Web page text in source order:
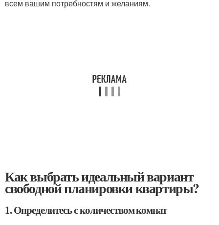
всем вашим потребностям и желаниям.
Как выбрать идеальный вариант
свободной планировки квартиры?
1. Определитесь с количеством комнат